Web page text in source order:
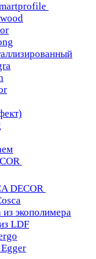
DECOR
экополимера
LDF